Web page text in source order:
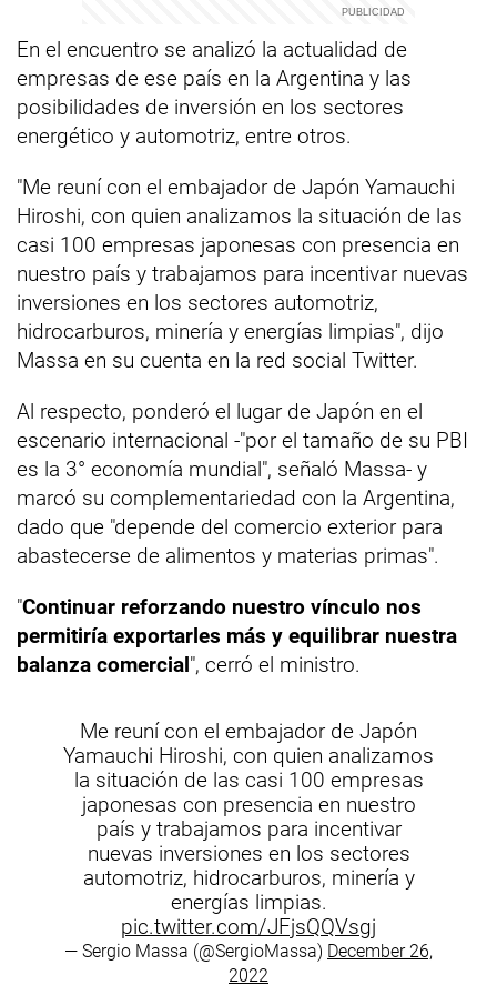
En el encuentro se analizó la actualidad de
empresas de ese país en la Argentina y las
posibilidades de inversión en los sectores
energético y automotriz, entre otros.
"Me reuní con el embajador de Japón Yamauchi
Hiroshi, con quien analizamos la situación de las
casi 100 empresas japonesas con presencia en
nuestro país y trabajamos para incentivar nuevas
inversiones en los sectores automotriz,
hidrocarburos, minería y energías limpias", dijo
Massa en su cuenta en la red social Twitter.
Al respecto, ponderó el lugar de Japón en el
escenario internacional -"por el tamaño de su PBI
es la 3° economía mundial", señaló Massa- y
marcó su complementariedad con la Argentina,
dado que "depende del comercio exterior para
abastecerse de alimentos y materias primas".
"Continuar reforzando nuestro vínculo nos
permitiría exportarles más y equilibrar nuestra
balanza comercial", cerró el ministro.
Me reuní con el embajador de Japón
Yamauchi Hiroshi, con quien analizamos
la situación de las casi 100 empresas
japonesas con presencia en nuestro
país y trabajamos para incentivar
nuevas inversiones en los sectores
automotriz, hidrocarburos, minería y
energías limpias.
pic.twitter.com/JFjsQQVsgj
— Sergio Massa (@SergioMassa) December 26,
2022